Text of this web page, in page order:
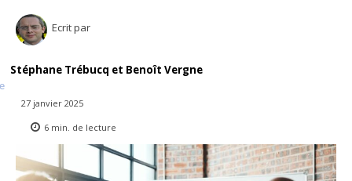
Ecrit par
Stéphane Trébucq et Benoît Vergne
27 janvier 2025
6 min. de lecture